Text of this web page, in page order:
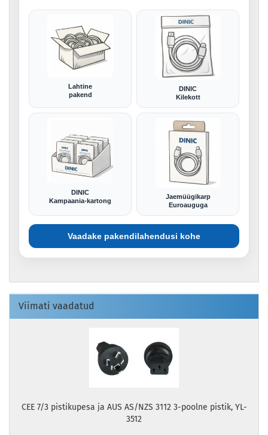
Lahtine
pakend
DINIC
Kilekott
DINIC
Kampaania-kartong
Jaemüügikarp
Euroauguga
Vaadake pakendilahendusi kohe
Viimati vaadatud
CEE 7/3 pistikupesa ja AUS AS/NZS 3112 3-poolne pistik, YL-
3512